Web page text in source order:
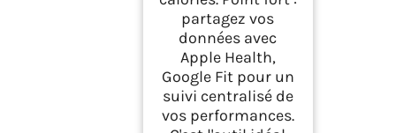
partagez vos
données avec
Apple Health,
Google Fit pour un
suivi centralisé de
vos performances.